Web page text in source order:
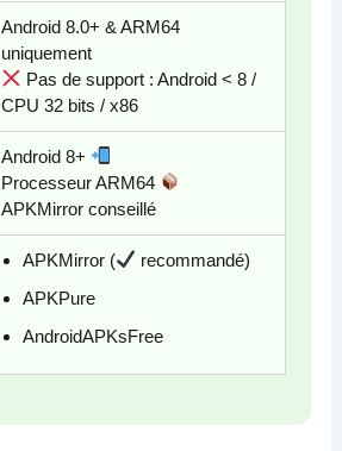
Android 8.0+ & ARM64
uniquement
Pas de support : Android < 8 /
CPU 32 bits / x86
Android 8+
Processeur ARM64
APKMirror conseillé
APKMirror (
recommandé)
APKPure
AndroidAPKsFree